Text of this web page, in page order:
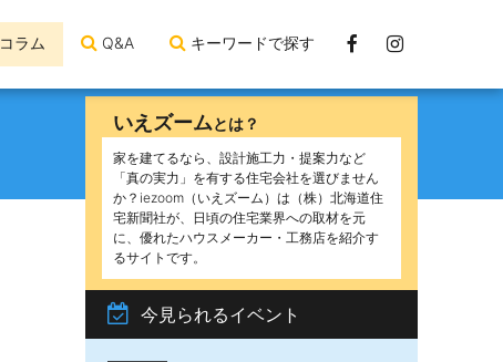
Facebook
ジ
Instagram
コラム Q&A キーワードで探す
いえズームとは？
家を建てるなら、設計施工力・提案力など
「真の実力」を有する住宅会社を選びません
か？iezoom（いえズーム）は（株）北海道住
宅新聞社が、日頃の住宅業界への取材を元
に、優れたハウスメーカー・工務店を紹介す
るサイトです。
今見られるイベント